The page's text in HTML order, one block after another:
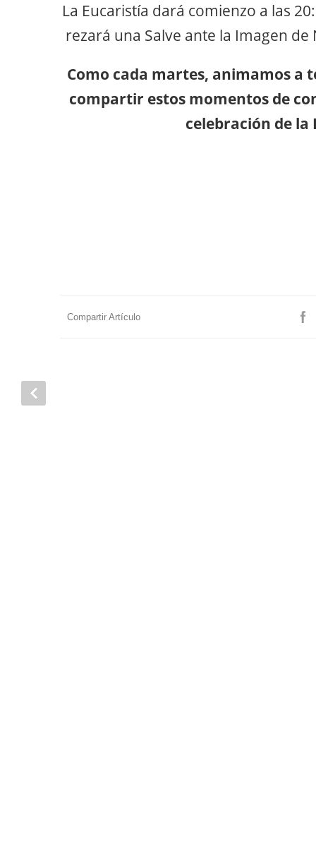
La Eucaristía dará comienzo a las
rezará una Salve ante la Imagen
Como cada martes, animamos a
compartir estos momentos de
celebración de la
Compartir Artículo